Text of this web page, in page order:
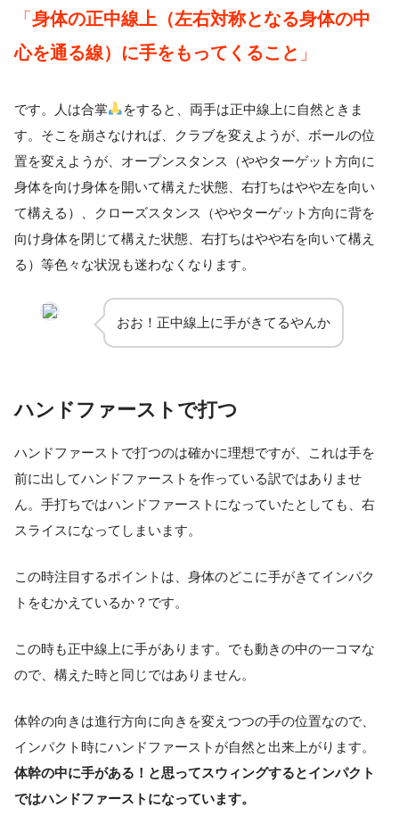
「身体の正中線上（左右対称となる身体の中
心を通る線）に手をもってくること 」
です。人は合掌
をすると、両手は正中線上に自然ときま
す。そこを崩さなければ、クラブを変えようが、ボールの位
置を変えようが、オープンスタンス（ややターゲット方向に
身体を向け身体を開いて構えた状態、右打ちはやや左を向い
て構える）、クローズスタンス（ややターゲット方向に背を
向け身体を閉じて構えた状態、右打ちはやや右を向いて構え
る）等色々な状況も迷わなくなります。
おお！正中線上に手がきてるやんか
ハンドファーストで打つ
ハンドファーストで打つのは確かに理想ですが、これは手を
前に出してハンドファーストを作っている訳ではありませ
ん。手打ちではハンドファーストになっていたとしても、右
スライスになってしまいます。
この時注目するポイントは、身体のどこに手がきてインパク
トをむかえているか？です。
この時も正中線上に手があります。でも動きの中の一コマな
ので、構えた時と同じではありません。
体幹の向きは進行方向に向きを変えつつの手の位置なので、
インパクト時にハンドファーストが自然と出来上がります。
体幹の中に手がある！と思ってスウィングするとインパクト
ではハンドファーストになっています。